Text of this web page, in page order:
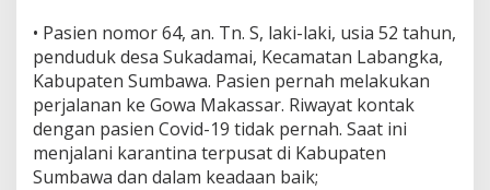
k
P
D
K
S
B
y
• Pasien nomor 64, an. Tn. S, laki-laki, usia 52 tahun,
penduduk desa Sukadamai, Kecamatan Labangka,
Kabupaten Sumbawa. Pasien pernah melakukan
perjalanan ke Gowa Makassar. Riwayat kontak
dengan pasien Covid-19 tidak pernah. Saat ini
menjalani karantina terpusat di Kabupaten
Sumbawa dan dalam keadaan baik;